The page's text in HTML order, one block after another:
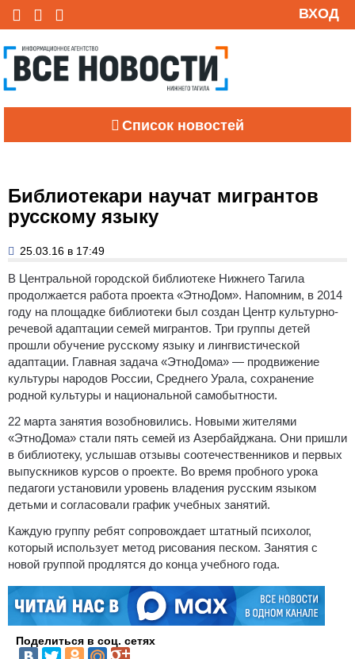
ВХОД
Список новостей
Библиотекари научат мигрантов
русскому языку
25.03.16 в 17:49
В Центральной городской библиотеке Нижнего Тагила
продолжается работа проекта «ЭтноДом». Напомним, в 2014
году на площадке библиотеки был создан Центр культурно-
речевой адаптации семей мигрантов. Три группы детей
прошли обучение русскому языку и лингвистической
адаптации. Главная задача «ЭтноДома» — продвижение
культуры народов России, Среднего Урала, сохранение
родной культуры и национальной самобытности.
22 марта занятия возобновились. Новыми жителями
«ЭтноДома» стали пять семей из Азербайджана. Они пришли
в библиотеку, услышав отзывы соотечественников и первых
выпускников курсов о проекте. Во время пробного урока
педагоги установили уровень владения русским языком
детьми и согласовали график учебных занятий.
Каждую группу ребят сопровождает штатный психолог,
который использует метод рисования песком. Занятия с
новой группой продлятся до конца учебного года.
Поделиться в соц. сетях